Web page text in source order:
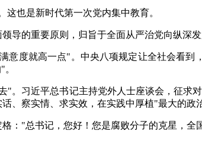
也是新时代第一次党内集中教育。
导的重要原则，归旨于全面从严治党向纵深
意度就高一点"。中央八项规定让全社会看
"。习近平总书记主持党外人士座谈会，征
、察实情、求实效，在实践中厚植"最大的政
："总书记，您好！您是腐败分子的克星，